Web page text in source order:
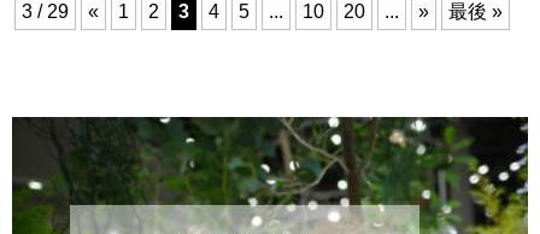
3 / 29 « 1 2 3 4 5 ... 10 20 ... » 最後 »